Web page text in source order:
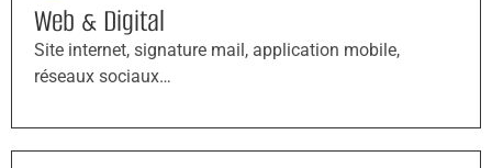
Web & Digital
Site internet, signature mail, application mobile,
réseaux sociaux…